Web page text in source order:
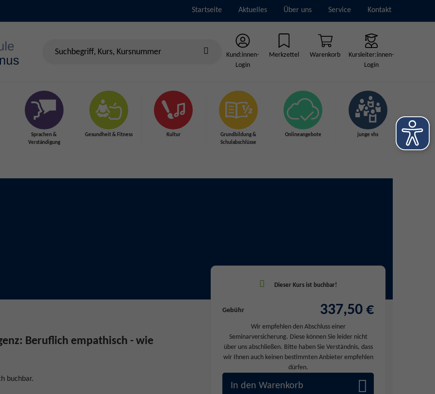
Startseite Aktuelles Über uns Service Kontakt
Kund:innen-
Login
Merkzettel Warenkorb
Kursleiter:innen-
Login
Sprachen &
Verständigung
Gesundheit & Fitness Kultur
Grundbildung &
Schulabschlüsse
Onlineangebote junge vhs
Beruflich empathisch - wie
buchbar.
Gebühr 337,50 €
Wir empfehlen den Abschluss einer
Seminarversicherung. Diese können Sie leider nicht
über uns abschließen. Bitte haben Sie Verständnis, dass
wir Ihnen auch keinen bestimmten Anbieter empfehlen
dürfen.
In den Warenkorb